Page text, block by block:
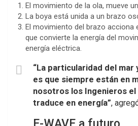
El movimiento de la ola, mueve
La boya está unida a un brazo
El movimiento del brazo acciona
que convierte la energía del
energía eléctrica.
“La particularidad del mar
es que siempre están en
nosotros los Ingenieros
traduce en energía”,